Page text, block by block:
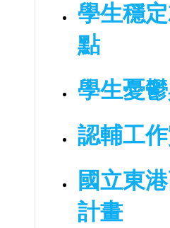
學生穩
點
學生憂
認輔工
國立東
計畫